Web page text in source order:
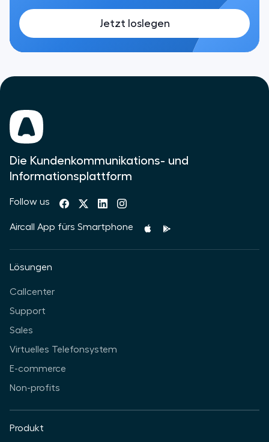
Jetzt loslegen
Die Kundenkommunikations- und
Informationsplattform
Follow us
Aircall App fürs Smartphone
Lösungen
Callcenter
Support
Sales
Virtuelles Telefonsystem
E-commerce
Non-profits
Produkt